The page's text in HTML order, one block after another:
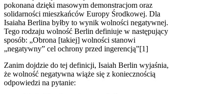
pokonana dzięki masowym demonstracjom oraz
solidarności mieszkańców Europy Środkowej. Dla
Isaiaha Berlina byłby to wynik wolności negatywnej.
Tego rodzaju wolność Berlin definiuje w następujący
sposób: „Obrona [takiej] wolności stanowi
„negatywny” cel ochrony przed ingerencją”[1]
Zanim dojdzie do tej definicji, Isaiah Berlin wyjaśnia,
że wolność negatywna wiąże się z koniecznością
odpowiedzi na pytanie: